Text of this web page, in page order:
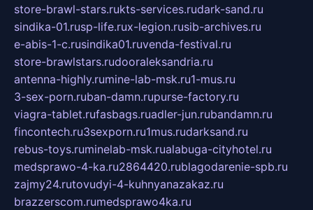
store-brawl-stars.rukts-services.rudark-sand.ru
sindika-01.rusp-life.rux-legion.rusib-archives.ru
e-abis-1-c.rusindika01.ruvenda-festival.ru
store-brawlstars.rudooraleksandria.ru
antenna-highly.rumine-lab-msk.ru1-mus.ru
3-sex-porn.ruban-damn.rupurse-factory.ru
viagra-tablet.rufasbags.ruadler-jun.rubandamn.ru
fincontech.ru3sexporn.ru1mus.rudarksand.ru
rebus-toys.ruminelab-msk.rualabuga-cityhotel.ru
medsprawo-4-ka.ru2864420.rublagodarenie-spb.ru
zajmy24.rutovudyi-4-kuhnyanazakaz.ru
brazzerscom.rumedsprawo4ka.ru